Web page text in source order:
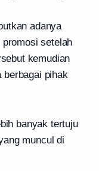
adanya
setelah
kemudian
berbagai pihak
banyak tertuju
muncul di